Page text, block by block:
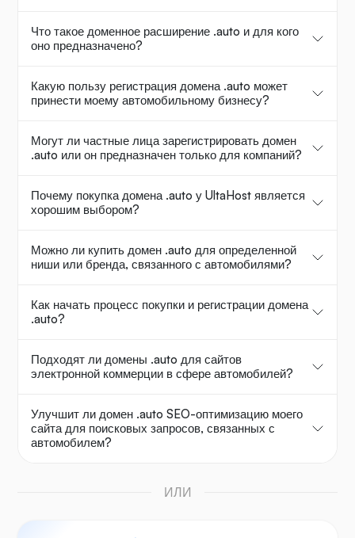
Что такое доменное расширение .auto и для кого
оно предназначено?
Какую пользу регистрация домена .auto может
принести моему автомобильному бизнесу?
Могут ли частные лица зарегистрировать домен
.auto или он предназначен только для компаний?
Почему покупка домена .auto у UltaHost является
хорошим выбором?
Можно ли купить домен .auto для определенной
ниши или бренда, связанного с автомобилями?
Как начать процесс покупки и регистрации домена
.auto?
Подходят ли домены .auto для сайтов
электронной коммерции в сфере автомобилей?
Улучшит ли домен .auto SEO-оптимизацию моего
сайта для поисковых запросов, связанных с
автомобилем?
ИЛИ